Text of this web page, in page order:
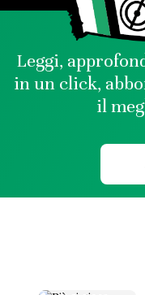
Leggi,
in un click,
il